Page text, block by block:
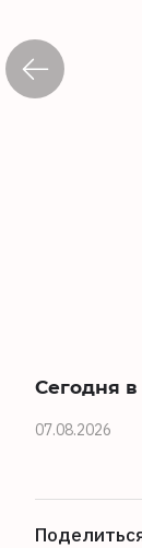
Сегодня
07.08.2026